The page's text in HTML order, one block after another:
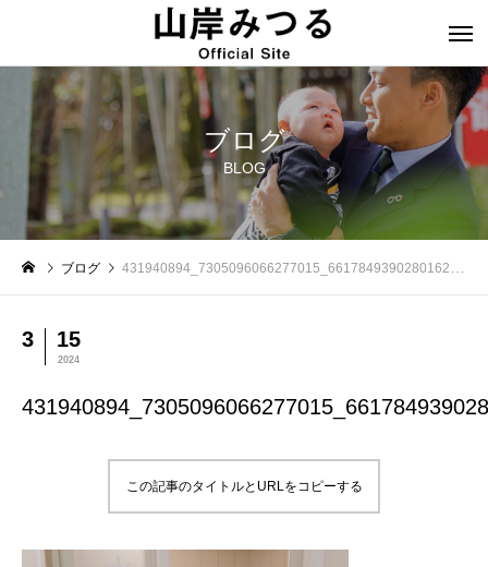
ブログ
BLOG
ブログ 431940894_7305096066277015_6617849390280162949_n
3 15
2024
この記事のタイトルとURLをコピーする